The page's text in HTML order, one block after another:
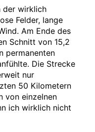
der wirklich
Felder, lange
Am Ende des
Schnitt von 15,2
permanenten
Die Strecke
nur
50 Kilometern
von einzelnen
ich wirklich nicht